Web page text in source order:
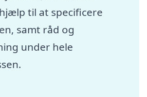
til at specificere
samt råd og
under hele